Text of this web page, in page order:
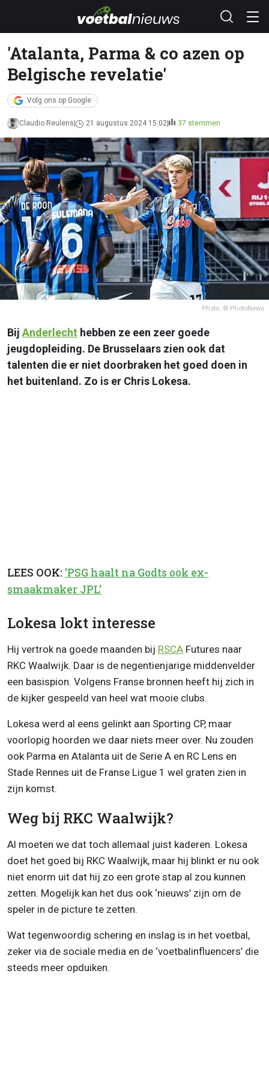
'Atalanta, Parma & co azen op
Belgische revelatie'
Volg ons op Google
Claudio Reulens 21 augustus 2024 15:02 37 stemmen
Photo: © PhotoNews
Bij Anderlecht hebben ze een zeer goede
jeugdopleiding. De Brusselaars zien ook dat
talenten die er niet doorbraken het goed doen in
het buitenland. Zo is er Chris Lokesa.
LEES OOK: 'PSG haalt na Godts ook ex-
smaakmaker JPL'
Lokesa lokt interesse
Hij vertrok na goede maanden bij RSCA Futures naar
RKC Waalwijk. Daar is de negentienjarige middenvelder
een basispion. Volgens Franse bronnen heeft hij zich in
de kijker gespeeld van heel wat mooie clubs.
Lokesa werd al eens gelinkt aan Sporting CP, maar
voorlopig hoorden we daar niets meer over. Nu zouden
ook Parma en Atalanta uit de Serie A en RC Lens en
Stade Rennes uit de Franse Ligue 1 wel graten zien in
zijn komst.
Weg bij RKC Waalwijk?
Al moeten we dat toch allemaal juist kaderen. Lokesa
doet het goed bij RKC Waalwijk, maar hij blinkt er nu ook
niet enorm uit dat hij zo een grote stap al zou kunnen
zetten. Mogelijk kan het dus ook ‘nieuws’ zijn om de
speler in de picture te zetten.
Wat tegenwoordig schering en inslag is in het voetbal,
zeker via de sociale media en de ‘voetbalinfluencers’ die
steeds meer opduiken.